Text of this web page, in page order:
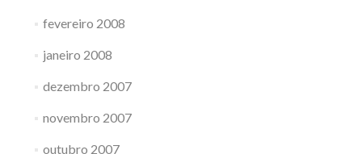
fevereiro 2008
janeiro 2008
dezembro 2007
novembro 2007
outubro 2007